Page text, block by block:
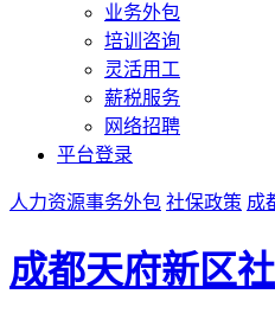
业务外包
培训咨询
灵活用工
薪税服务
网络招聘
平台登录
人力资源事务外包 社保政策 成
成都天府新区